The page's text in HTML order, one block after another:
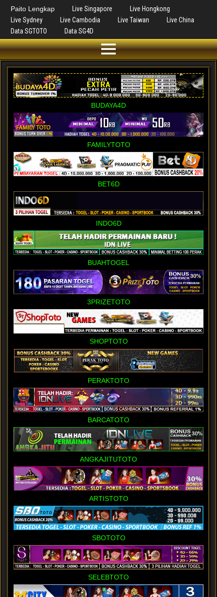
Paito Lengkap Live Singapore
Live Hongkong
Live Sydney
Live Cambodia Live Taiwan
Live China
Data SGTOTO
Data SG4D
BUDAYA4D
FAMILYTOTO
BET6D
INDO6D
BUAHTOGEL
3PRIZETOTO
SHOPTOTO
PERAKTOTO
BARCATOTO
ANGKAJITUTOTO
ARTISTOTO
SBOTOTO
SELEBTOTO